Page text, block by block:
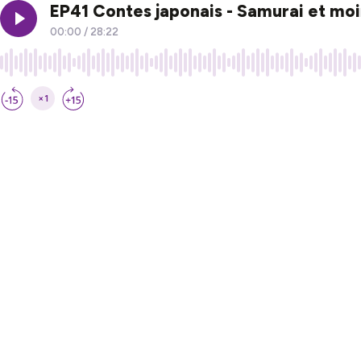
EP41 Contes japonais - Samurai et
00:00 / 28:22
×1